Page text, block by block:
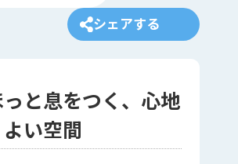
シェアする
と息をつく、心地
よい空間